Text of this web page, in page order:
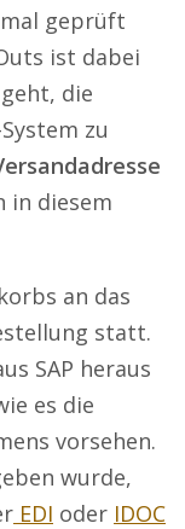
geprüft
ist dabei
die
zu
in diesem
an das
statt.
SAP heraus
es die
vorsehen.
wurde,
EDI oder IDOC